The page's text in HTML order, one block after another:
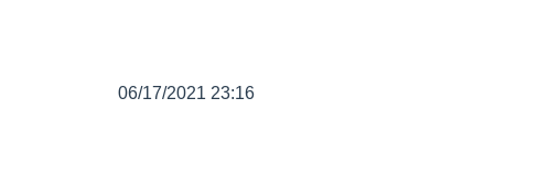
06/17/2021 23:16